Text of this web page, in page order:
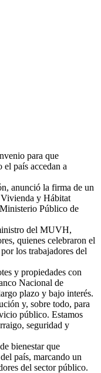
para que
país accedan a
anunció la firma de un
y Hábitat
Público de
del MUVH,
quienes celebraron el
los trabajadores del
y propiedades con
Nacional de
plazo y bajo interés.
y, sobre todo, para
público. Estamos
seguridad y
bienestar que
país, marcando un
del sector público.